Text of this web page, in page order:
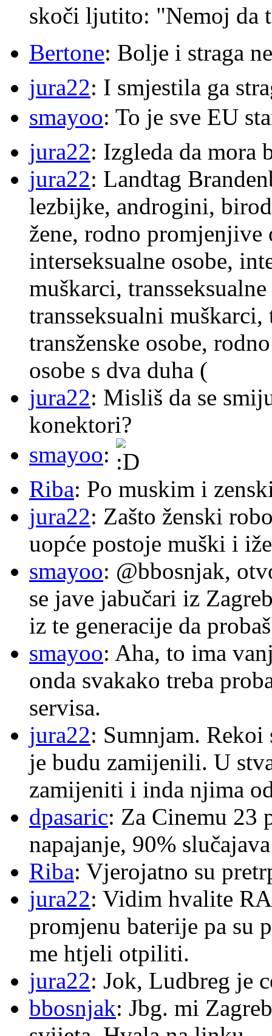
skoči ljutito: "Nemoj da
Bertone: Bolje i straga
jura22: I smjestila ga
smayoo: To je sve EU
jura22: Izgleda da mora
jura22: Landtag
lezbijke, androgini,
žene, rodno
interseksualne osobe,
muškarci,
transseksualni muškarci,
transženske osobe,
osobe s dva duha (
jura22: Misliš da se
konektori?
smayoo:
Riba: Po muskim i
jura22: Zašto ženski
uopće postoje muški i
smayoo: @bbosnjak,
se jave jabučari iz
iz te generacije da
smayoo: Aha, to ima
onda svakako treba
servisa.
jura22: Sumnjam. Rekoi
je budu zamijenili. U
zamijeniti i inda njima
dpasaric: Za Cinemu 23
napajanje, 90%
Riba: Vjerojatno su
jura22: Vidim hvalite
promjenu baterije pa su
me htjeli otpiliti.
jura22: Jok, Ludbreg je
bbosnjak: Jbg. mi